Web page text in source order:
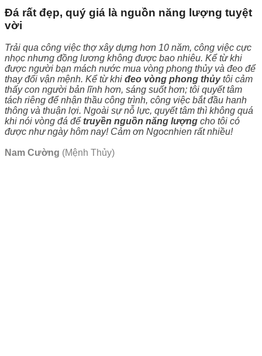
Đá rất đẹp, quý giá là nguồn năng lượng tuyệt
vời
Trải qua công việc thợ xây dựng hơn 10 năm, công việc cực
nhọc nhưng đồng lương không được bao nhiêu. Kể từ khi
được người bạn mách nước mua vòng phong thủy và đeo để
thay đổi vận mệnh. Kể từ khi đeo vòng phong thủytôi cảm
thấy con người bản lĩnh hơn, sáng suốt hơn; tôi quyết tâm
tách riêng để nhận thầu công trình, công việc bắt đầu hanh
thông và thuận lợi. Ngoài sự nỗ lực, quyết tâm thì không quá
khi nói vòng đá đểtruyền nguồn năng lượng cho tôi có
được như ngày hôm nay! Cảm ơn Ngocnhien rất nhiều!
Nam Cường (Mệnh Thủy)